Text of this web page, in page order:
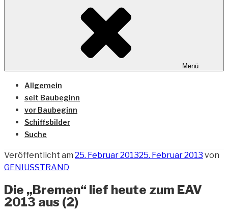
Menü
Allgemein
seit Baubeginn
vor Baubeginn
Schiffsbilder
Suche
Veröffentlicht am 25. Februar 201325. Februar 2013 von
GENIUSSTRAND
Die „Bremen“ lief heute zum EAV
2013 aus (2)